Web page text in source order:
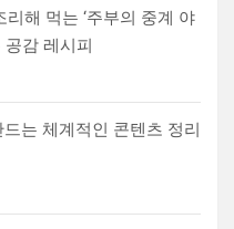
해 먹는 ‘주부의 중계 야
공감 레시피
는 체계적인 콘텐츠 정리